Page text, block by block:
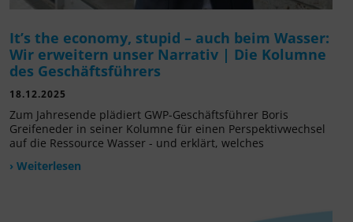
It’s the economy, stupid – auch beim Wasser:
Wir erweitern unser Narrativ | Die Kolumne
des Geschäftsführers
18.12.2025
Zum Jahresende plädiert GWP-Geschäftsführer Boris
Greifeneder in seiner Kolumne für einen Perspektivwechsel
auf die Ressource Wasser - und erklärt, welches
› Weiterlesen